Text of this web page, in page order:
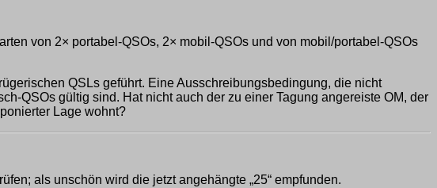
von 2× portabel-QSOs, 2× mobil-QSOs und von mobil/portabel-QSOs
QSLs geführt. Eine Ausschreibungsbedingung, die nicht
QSOs gültig sind. Hat nicht auch der zu einer Tagung angereiste OM, der
Lage wohnt?
als unschön wird die jetzt angehängte „25“ empfunden.